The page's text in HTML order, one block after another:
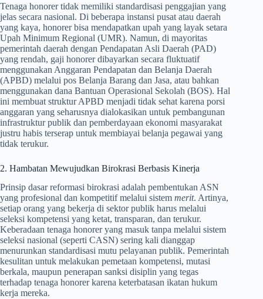
Tenaga honorer tidak memiliki standardisasi penggajian yang
jelas secara nasional. Di beberapa instansi pusat atau daerah
yang kaya, honorer bisa mendapatkan upah yang layak setara
Upah Minimum Regional (UMR). Namun, di mayoritas
pemerintah daerah dengan Pendapatan Asli Daerah (PAD)
yang rendah, gaji honorer dibayarkan secara fluktuatif
menggunakan Anggaran Pendapatan dan Belanja Daerah
(APBD) melalui pos Belanja Barang dan Jasa, atau bahkan
menggunakan dana Bantuan Operasional Sekolah (BOS). Hal
ini membuat struktur APBD menjadi tidak sehat karena porsi
anggaran yang seharusnya dialokasikan untuk pembangunan
infrastruktur publik dan pemberdayaan ekonomi masyarakat
justru habis terserap untuk membiayai belanja pegawai yang
tidak terukur.
2. Hambatan Mewujudkan Birokrasi Berbasis Kinerja
Prinsip dasar reformasi birokrasi adalah pembentukan ASN
yang profesional dan kompetitif melalui sistem merit. Artinya,
setiap orang yang bekerja di sektor publik harus melalui
seleksi kompetensi yang ketat, transparan, dan terukur.
Keberadaan tenaga honorer yang masuk tanpa melalui sistem
seleksi nasional (seperti CASN) sering kali dianggap
menurunkan standardisasi mutu pelayanan publik. Pemerintah
kesulitan untuk melakukan pemetaan kompetensi, mutasi
berkala, maupun penerapan sanksi disiplin yang tegas
terhadap tenaga honorer karena keterbatasan ikatan hukum
kerja mereka.